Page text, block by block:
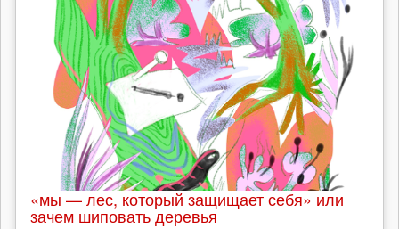
«мы — лес, который защищает себя» или
зачем шиповать деревья